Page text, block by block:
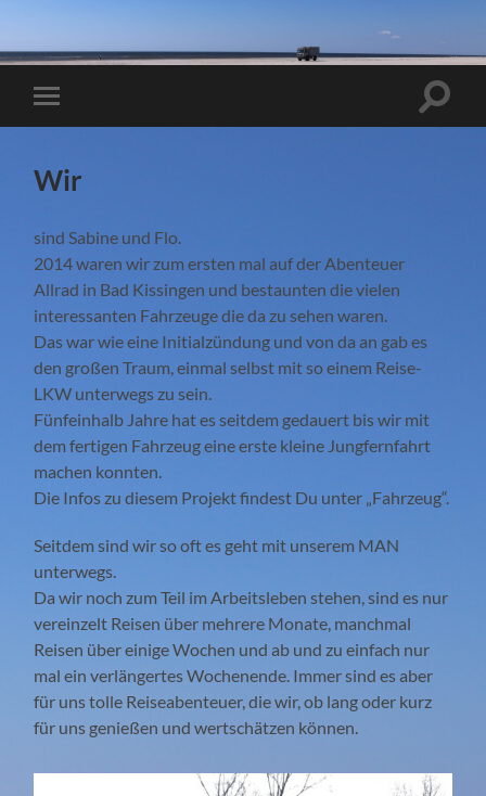
Mobile-
Menü
Wir
sind Sabine und Flo.
2014 waren wir zum ersten mal auf der Abenteuer
Allrad in Bad Kissingen und bestaunten die vielen
interessanten Fahrzeuge die da zu sehen waren.
Das war wie eine Initialzündung und von da an gab es
den großen Traum, einmal selbst mit so einem Reise-
LKW unterwegs zu sein.
Fünfeinhalb Jahre hat es seitdem gedauert bis wir mit
dem fertigen Fahrzeug eine erste kleine Jungfernfahrt
machen konnten.
Die Infos zu diesem Projekt findest Du unter „Fahrzeug“.
Seitdem sind wir so oft es geht mit unserem MAN
unterwegs.
Da wir noch zum Teil im Arbeitsleben stehen, sind es nur
vereinzelt Reisen über mehrere Monate, manchmal
Reisen über einige Wochen und ab und zu einfach nur
mal ein verlängertes Wochenende. Immer sind es aber
für uns tolle Reiseabenteuer, die wir, ob lang oder kurz
für uns genießen und wertschätzen können.